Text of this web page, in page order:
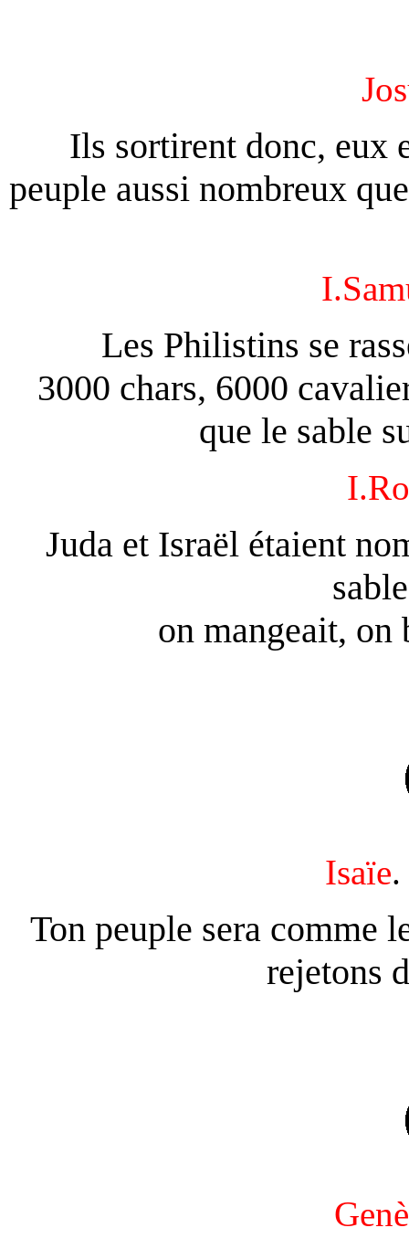
Ils sortirent donc, eux
peuple aussi nombreux
Les Philistins se
3000 chars, 6000
que le sable
Juda et Israël étaient
on mangeait,
Isaïe
Ton peuple sera comme
rejetons